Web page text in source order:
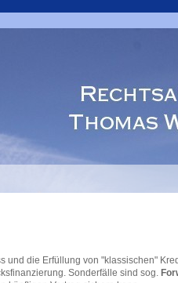
und die Erfüllung von "klassischen"
Sonderfälle sind sog.